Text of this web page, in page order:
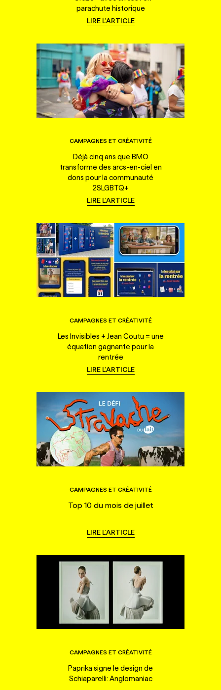
parachute historique
LIRE L'ARTICLE
CAMPAGNES ET CRÉATIVITÉ
Déjà cinq ans que BMO
transforme des arcs-en-ciel en
dons pour la communauté
2SLGBTQ+
LIRE L'ARTICLE
CAMPAGNES ET CRÉATIVITÉ
Les Invisibles + Jean Coutu = une
équation gagnante pour la
rentrée
LIRE L'ARTICLE
CAMPAGNES ET CRÉATIVITÉ
Top 10 du mois de juillet
LIRE L'ARTICLE
CAMPAGNES ET CRÉATIVITÉ
Paprika signe le design de
Schiaparelli: Anglomaniac